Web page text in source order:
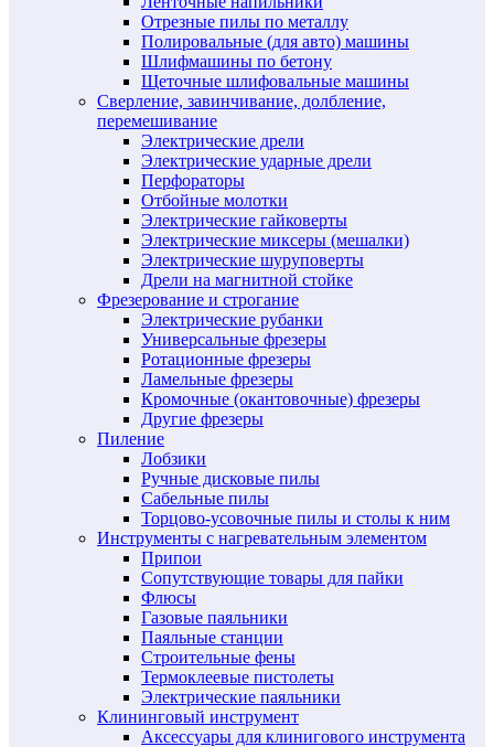
Отрезные пилы по металлу
Полировальные (для авто) машины
Шлифмашины по бетону
Щеточные шлифовальные машины
Сверление, завинчивание, долбление,
перемешивание
Электрические дрели
Электрические ударные дрели
Перфораторы
Отбойные молотки
Электрические гайковерты
Электрические миксеры (мешалки)
Электрические шуруповерты
Дрели на магнитной стойке
Фрезерование и строгание
Электрические рубанки
Универсальные фрезеры
Ротационные фрезеры
Ламельные фрезеры
Кромочные (окантовочные) фрезеры
Другие фрезеры
Пиление
Лобзики
Ручные дисковые пилы
Сабельные пилы
Торцово-усовочные пилы и столы к ним
Инструменты с нагревательным элементом
Припои
Сопутствующие товары для пайки
Флюсы
Газовые паяльники
Паяльные станции
Строительные фены
Термоклеевые пистолеты
Электрические паяльники
Клининговый инструмент
Аксессуары для клинигового инструмента